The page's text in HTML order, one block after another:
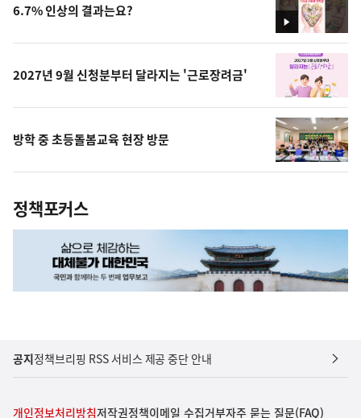
영
상
6.7% 인상의 결과는요?
2027년 9월 신청분부터 달라지는 '근로장려금'
방학 중 초등돌봄교육 현장 방문
정책포커스
공지정책브리핑 RSS 서비스 제공 중단 안내
개인정보처리방침저작권정책이메일 수집거부자주 묻는 질문(FAQ)